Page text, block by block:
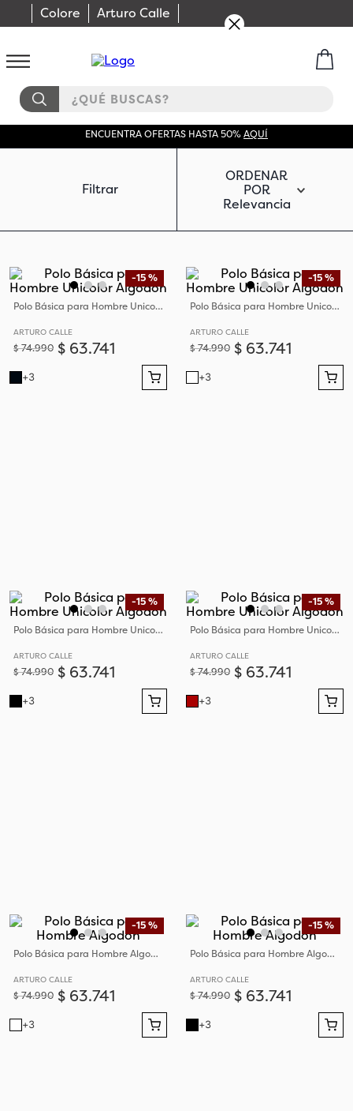
Colore Arturo Calle
¿QUÉ BUSCAS?
ENCUENTRA OFERTAS HASTA 50%AQUÍ
Filtrar
ORDENAR
POR
Relevancia
-15 %
Polo Básica para Hombre Unicolor Algodón
ARTURO CALLE
$74.990 $ 63.741
+3
-15 %
Polo Básica para Hombre Unicolor Algodón
ARTURO CALLE
$74.990 $ 63.741
+3
-15 %
Polo Básica para Hombre Unicolor Algodón
ARTURO CALLE
$74.990 $ 63.741
+3
-15 %
Polo Básica para Hombre Unicolor Algodón
ARTURO CALLE
$74.990 $ 63.741
+3
-15 %
Polo Básica para Hombre Algodón
ARTURO CALLE
$74.990 $ 63.741
+3
-15 %
Polo Básica para Hombre Algodón
ARTURO CALLE
$74.990 $ 63.741
+3